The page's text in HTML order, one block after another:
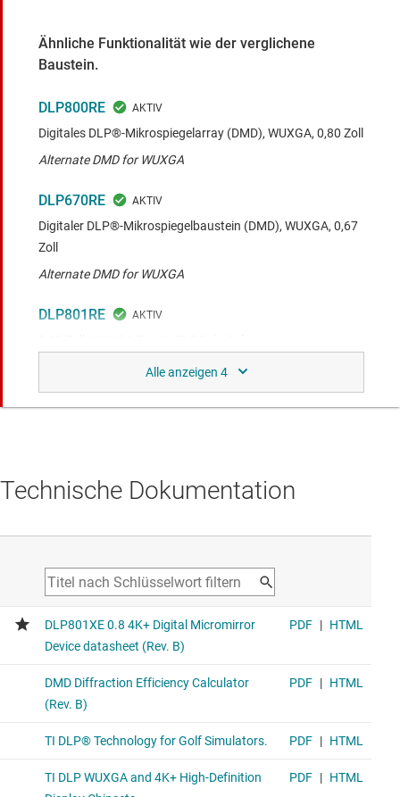
Ähnliche Funktionalität wie der verglichene
Baustein.
DLP800RE
Digitales DLP®-Mikrospiegelarray (DMD), WUXGA, 0,80 Zoll
Alternate DMD for WUXGA
DLP670RE
Digitaler DLP®-Mikrospiegelbaustein (DMD), WUXGA, 0,67
Zoll
Alternate DMD for WUXGA
DLP801RE
Alternate DMD for 4K
Technische Dokumentation